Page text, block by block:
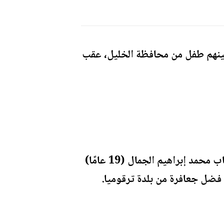
بينهم طفل من محافظة الخليل، عقب
وأوضحت المصادر أن من بين المعتقلين الطفل وسيم عبد القادر العيسة (16 عامًا) والشاب محمد إبراهيم الجمال (19 عامًا)